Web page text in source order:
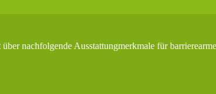
nachfolgende Ausstattungmerkmale für